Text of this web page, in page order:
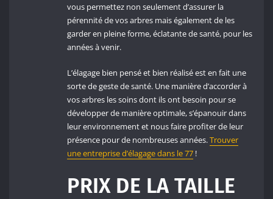
vous permettez non seulement d’assurer la
pérennité de vos arbres mais également de les
garder en pleine forme, éclatante de santé, pour les
années à venir.
L’élagage bien pensé et bien réalisé est en fait une
sorte de geste de santé. Une manière d’accorder à
vos arbres les soins dont ils ont besoin pour se
développer de manière optimale, s’épanouir dans
leur environnement et nous faire profiter de leur
présence pour de nombreuses années.Trouver
une entreprise d’élagage dans le 77 !
PRIX DE LA TAILLE